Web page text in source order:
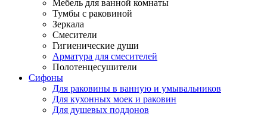
Мебель для ванной комнаты
Тумбы с раковиной
Зеркала
Смесители
Гигиенические души
Арматура для смесителей
Полотенцесушители
Сифоны
Для раковины в ванную и умывальников
Для кухонных моек и раковин
Для душевых поддонов